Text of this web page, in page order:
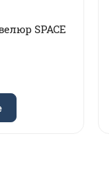
SPACE